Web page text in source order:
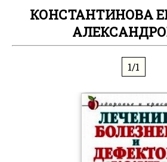
КОНСТАНТИНОВА
1/1